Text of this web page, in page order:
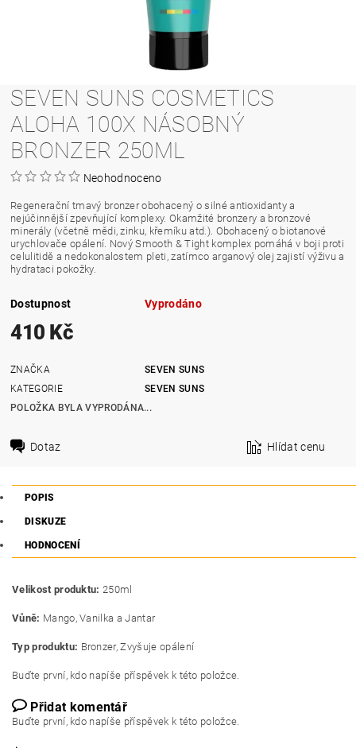
SEVEN SUNS COSMETICS
ALOHA 100X NÁSOBNÝ
BRONZER 250ML
Neohodnoceno
Regenerační tmavý bronzer obohacený o silné antioxidanty a
nejúčinnější zpevňující komplexy. Okamžité bronzery a bronzové
minerály (včetně mědi, zinku, křemíku atd.). Obohacený o biotanové
urychlovače opálení. Nový Smooth & Tight komplex pomáhá v boji proti
celulitidě a nedokonalostem pleti, zatímco arganový olej zajistí výživu a
hydrataci pokožky.
Dostupnost Vyprodáno
410 Kč
ZNAČKA
SEVEN SUNS
KATEGORIE
SEVEN SUNS
POLOŽKA BYLA VYPRODÁNA...
Dotaz Hlídat cenu
POPIS
DISKUZE
HODNOCENÍ
Velikost produktu: 250ml
Vůně: Mango, Vanilka a Jantar
Typ produktu: Bronzer, Zvyšuje opálení
Buďte první, kdo napíše příspěvek k této položce.
Přidat komentář
Buďte první, kdo napíše příspěvek k této položce.